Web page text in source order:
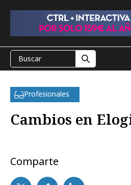
Profesionales
Cambios en
Comparte